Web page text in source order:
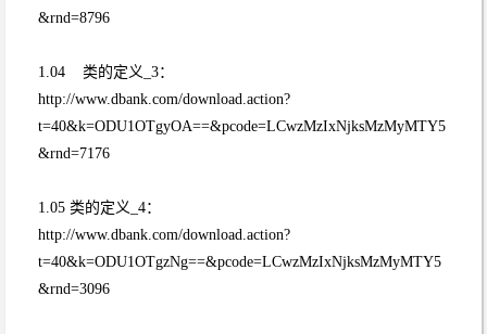
&rnd=8796
1.04 类的定义_3：
http://www.dbank.com/download.action?
t=40&k=ODU1OTgyOA==&pcode=LCwzMzIxNjksMzMyMTY5
&rnd=7176
1.05 类的定义_4：
http://www.dbank.com/download.action?
t=40&k=ODU1OTgzNg==&pcode=LCwzMzIxNjksMzMyMTY5
&rnd=3096